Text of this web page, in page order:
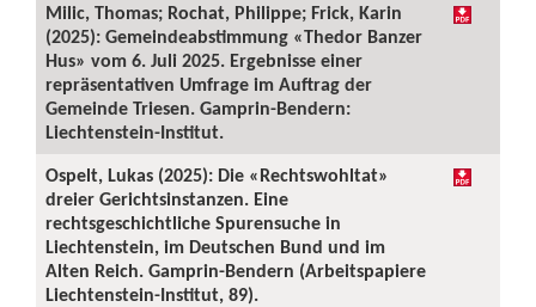
Milic, Thomas; Rochat, Philippe; Frick, Karin
(2025): Gemeindeabstimmung «Thedor Banzer
Hus» vom 6. Juli 2025. Ergebnisse einer
repräsentativen Umfrage im Auftrag der
Gemeinde Triesen. Gamprin-Bendern:
Liechtenstein-Institut.
Ospelt, Lukas (2025): Die «Rechtswohltat»
dreier Gerichtsinstanzen. Eine
rechtsgeschichtliche Spurensuche in
Liechtenstein, im Deutschen Bund und im
Alten Reich. Gamprin-Bendern (Arbeitspapiere
Liechtenstein-Institut, 89).